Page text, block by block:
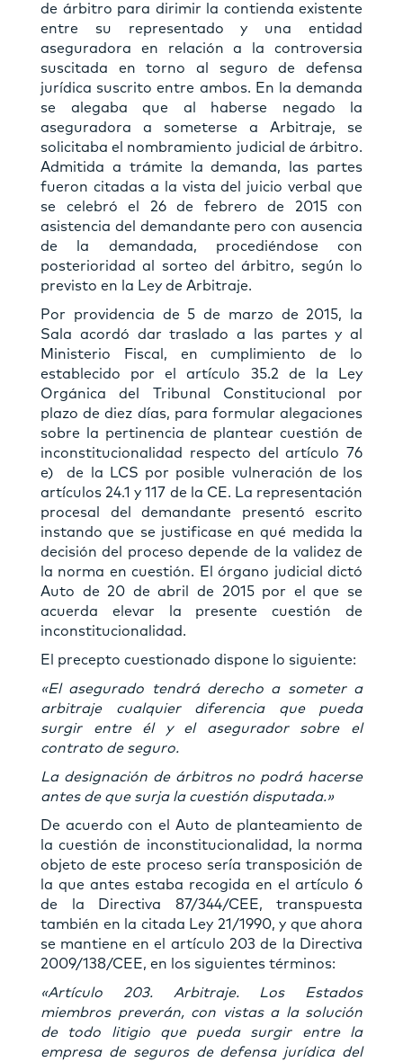
de árbitro para dirimir la contienda existente
entre su representado y una entidad
aseguradora en relación a la controversia
suscitada en torno al seguro de defensa
jurídica suscrito entre ambos. En la demanda
se alegaba que al haberse negado la
aseguradora a someterse a Arbitraje, se
solicitaba el nombramiento judicial de árbitro.
Admitida a trámite la demanda, las partes
fueron citadas a la vista del juicio verbal que
se celebró el 26 de febrero de 2015 con
asistencia del demandante pero con ausencia
de la demandada, procediéndose con
posterioridad al sorteo del árbitro, según lo
previsto en la Ley de Arbitraje.
Por providencia de 5 de marzo de 2015, la
Sala acordó dar traslado a las partes y al
Ministerio Fiscal, en cumplimiento de lo
establecido por el artículo 35.2 de la Ley
Orgánica del Tribunal Constitucional por
plazo de diez días, para formular alegaciones
sobre la pertinencia de plantear cuestión de
inconstitucionalidad respecto del artículo 76
e) de la LCS por posible vulneración de los
artículos 24.1 y 117 de la CE. La representación
procesal del demandante presentó escrito
instando que se justificase en qué medida la
decisión del proceso depende de la validez de
la norma en cuestión. El órgano judicial dictó
Auto de 20 de abril de 2015 por el que se
acuerda elevar la presente cuestión de
inconstitucionalidad.
El precepto cuestionado dispone lo siguiente:
«El asegurado tendrá derecho a someter a
arbitraje cualquier diferencia que pueda
surgir entre él y el asegurador sobre el
contrato de seguro.
La designación de árbitros no podrá hacerse
antes de que surja la cuestión disputada.»
De acuerdo con el Auto de planteamiento de
la cuestión de inconstitucionalidad, la norma
objeto de este proceso sería transposición de
la que antes estaba recogida en el artículo 6
de la Directiva 87/344/CEE, transpuesta
también en la citada Ley 21/1990, y que ahora
se mantiene en el artículo 203 de la Directiva
2009/138/CEE, en los siguientes términos:
«Artículo 203. Arbitraje. Los Estados
miembros preverán, con vistas a la solución
de todo litigio que pueda surgir entre la
empresa de seguros de defensa jurídica del